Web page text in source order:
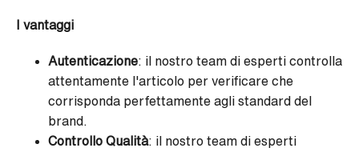
I vantaggi
Autenticazione: il nostro team di esperti controlla
attentamente l'articolo per verificare che
corrisponda perfettamente agli standard del
brand.
Controllo Qualità: il nostro team di esperti